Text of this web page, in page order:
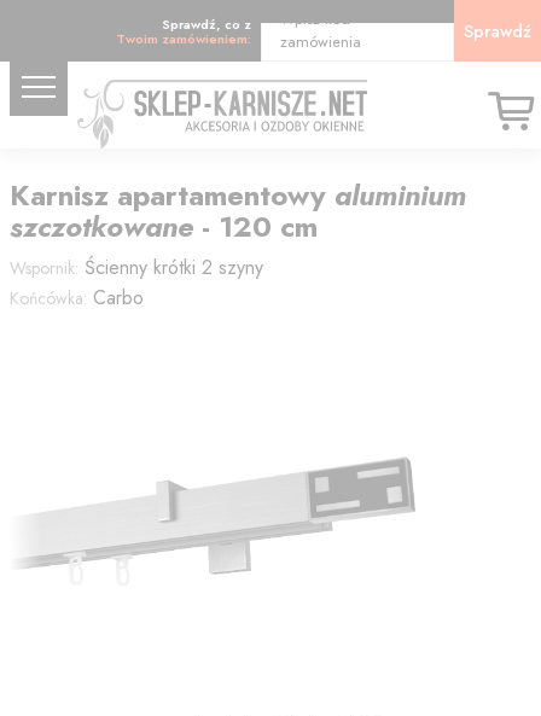
Sprawdź, co z
Twoim zamówieniem:
Wpisz kod
zamówienia
Sprawdź
Karnisz apartamentowy aluminium
szczotkowane - 120 cm
Wspornik: Ścienny krótki 2 szyny
Końcówka: Carbo